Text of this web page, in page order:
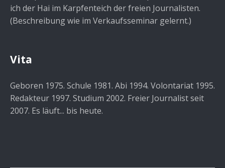
ich der Hai im Karpfenteich der freien Journalisten.
(Beschreibung wie im Verkaufsseminar gelernt.)
Vita
Geboren 1975. Schule 1981. Abi 1994. Volontariat 1995.
Redakteur 1997. Studium 2002. Freier Journalist seit
2007. Es läuft... bis heute.